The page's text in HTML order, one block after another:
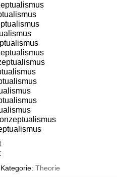
| Kategorie: Theorie